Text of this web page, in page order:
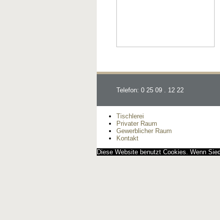
Telefon: 0 25 09 . 12 22
Tischlerei
Privater Raum
Gewerblicher Raum
Kontakt
Diese Website benutzt Cookies. Wenn